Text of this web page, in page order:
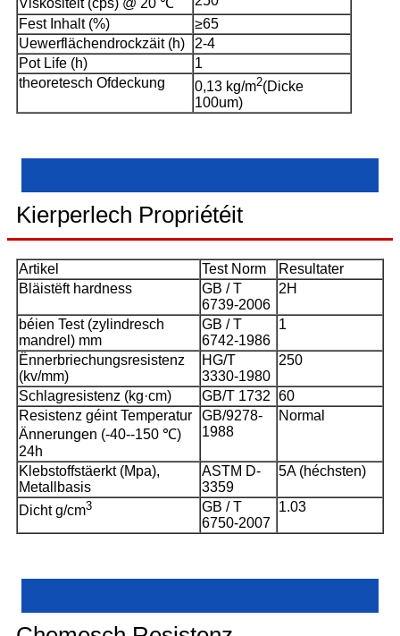
Viskositéit (cps) @ 20 ℃
Fest Inhalt (%)
≥65
Uewerflächendrockzäit (h)
2-4
Pot Life (h)
1
theoretesch Ofdeckung
0,13 kg/m2(Dicke
100um)
Kierperlech Propriétéit
Artikel Test Norm
Resultater
Bläistëft hardness
GB / T
6739-2006
2H
béien Test (zylindresch
mandrel) mm
GB / T
6742-1986
1
Ënnerbriechungsresistenz
(kv/mm)
HG/T
3330-1980
250
Schlagresistenz (kg·cm) GB/T 1732 60
Resistenz géint Temperatur
Ännerungen (-40--150 ℃)
24h
GB/9278-
1988
Normal
Klebstoffstäerkt (Mpa),
Metallbasis
ASTM D-
3359
5A (héchsten)
Dicht g/cm3
GB / T
6750-2007
1.03